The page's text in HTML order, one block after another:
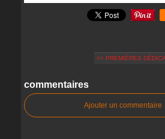
<< PREMIÈRES
commentaires
Ajouter un commentaire